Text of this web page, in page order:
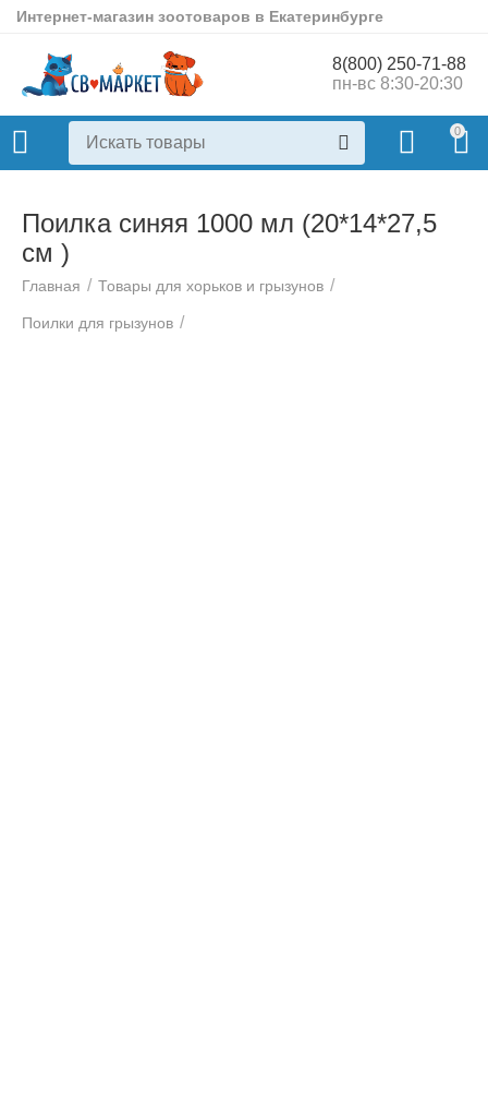
Интернет-магазин зоотоваров в Екатеринбурге
8(800) 250-71-88
пн-вс 8:30-20:30
0
Поилка синяя 1000 мл (20*14*27,5
см )
Главная / Товары для хорьков и грызунов /
Поилки для грызунов /